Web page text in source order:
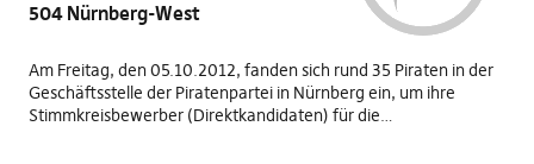
504 Nürnberg-West
Am Freitag, den 05.10.2012, fanden sich rund 35 Piraten in der
Geschäftsstelle der Piratenpartei in Nürnberg ein, um ihre
Stimmkreisbewerber (Direktkandidaten) für die…